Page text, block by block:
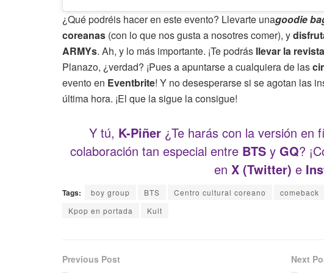
¿Qué podréis hacer en este evento? Llevarte unagoodie
coreanas (con lo que nos gusta a nosotres comer), y
ARMYs. Ah, y lo más importante. ¡Te podrás llevar la
Planazo, ¿verdad? ¡Pues a apuntarse a cualquiera de las
evento en Eventbrite! Y no desesperarse si se agotan las
última hora. ¡El que la sigue la consigue!
Y tú, K-Piñer ¿Te harás con la versión en
colaboración tan especial entre BTS y GQ?
en X (Twitter) e
Tags: boy group BTS Centro cultural coreano comeback
Kpop en portada
Kult
Previous Post Next